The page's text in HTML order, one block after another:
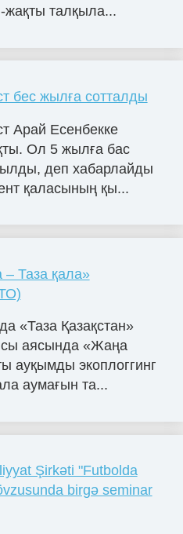
жақты талқыла...
бес жылға сотталды
Арай Есенбекке
Ол 5 жылға бас
деп хабарлайды
қаласының қы...
Таза қала»
«Таза Қазақстан»
аясында «Жаңа
ауқымды экоплоггинг
аумағын та...
Şirkəti "Futbolda
birgə seminar